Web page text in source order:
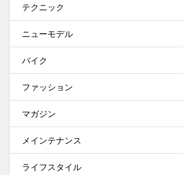
テクニック
ニューモデル
バイク
ファッション
マガジン
メインテナンス
ライフスタイル